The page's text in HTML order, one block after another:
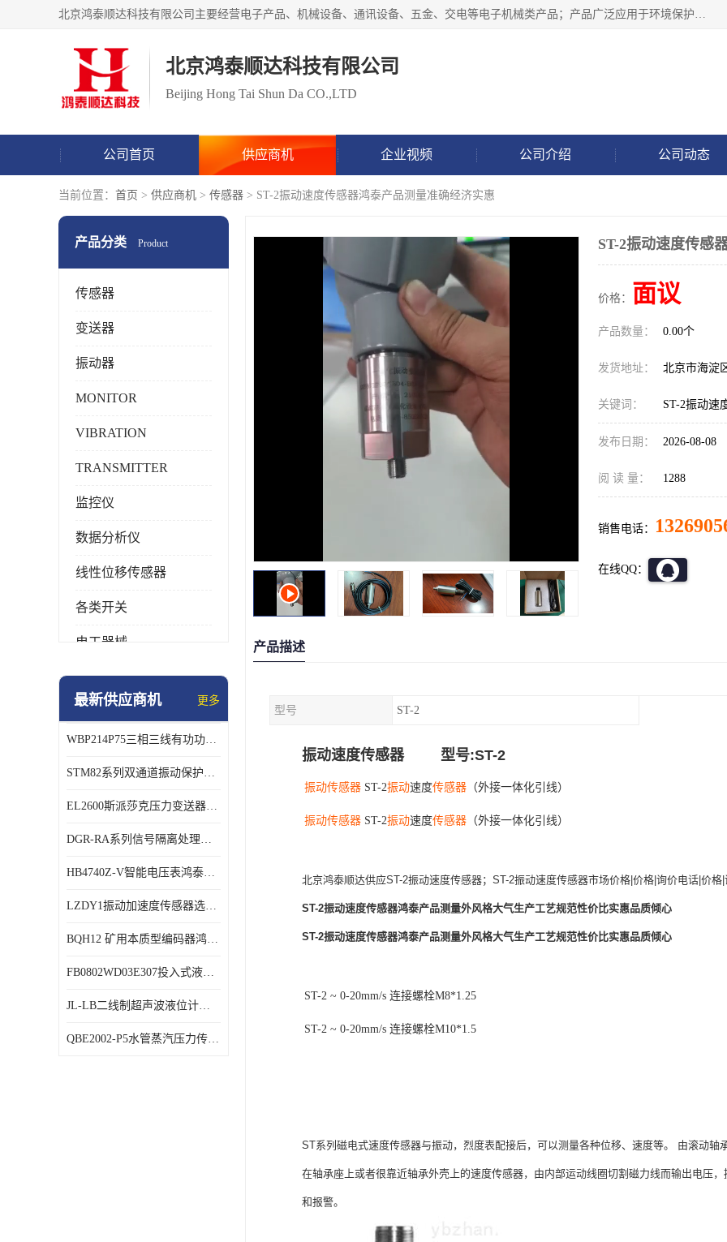
北京鸿泰顺达科技有限公司主要经营电子产品、机械设备、通讯设备、五金、交电等电子机械类产品；产品广泛应用于环境保护、石油化工、电力电子、冶金建筑、煤炭、农业、卫生防疫、教育科研等行业。并成功的与各地环境监测站、污水处理厂、卷烟厂、电厂、高校、科学院所、卫生防疫部门、煤矿、石化厂等用户建立了密切的合作关系。
北京鸿泰顺达科技有限公司
Beijing Hong Tai Shun Da CO.,LTD
公司首页 供应商机 企业视频 公司介绍 公司动态
当前位置： 首页 > 供应商机 > 传感器 > ST-2振动速度传感器鸿泰产品测量准确经济实惠
产品分类 Product
传感器
变送器
振动器
MONITOR
VIBRATION
TRANSMITTER
监控仪
数据分析仪
线性位移传感器
各类开关
电工器械
模块化产品
特殊用处传感器
特殊用途变送器
最新供应商机 更多
WBP214P75三相三线有功功率传感器鸿泰顺达产品稳定性好
STM82系列双通道振动保护表鸿泰产品技术规格
EL2600斯派莎克压力变送器技术规格
DGR-RA系列信号隔离处理器鸿泰产品技术规格
HB4740Z-V智能电压表鸿泰产品外形美观大方
LZDY1振动加速度传感器选型资料
BQH12 矿用本质型编码器鸿泰产品实物展示
FB0802WD03E307投入式液位计鸿泰产品选型参数
JL-LB二线制超声波液位计鸿泰产品外形美观大方
QBE2002-P5水管蒸汽压力传感器西门子产品技术规格
ST-2振动速度传感
价格： 面议
产品数量： 0.00个
发货地址： 北京市海淀
关键词： ST-2振动速
发布日期： 2026-08-08
阅 读 量： 1288
销售电话：
在线QQ：
产品描述
型号 ST-2
振动速度传感器 型号:ST-2
振动传感器 ST-2振动速度传感器 （外接一体化引线）
振动传感器 ST-2振动速度传感器 （外接一体化引线）
北京鸿泰顺达供应ST-2振动速度传感器；ST-2振动速度传感器市场价格|价格|询价电话|价格
ST-2振动速度传感器鸿泰产品测量外风格大气生产工艺规范性价比实惠品质倾心
ST-2振动速度传感器鸿泰产品测量外风格大气生产工艺规范性价比实惠品质倾心
ST-2 ~ 0-20mm/s 连接螺栓M8*1.25
ST-2 ~ 0-20mm/s 连接螺栓M10*1.5
ST系列磁电式速度传感器与振动，烈度表配接后，可以测量各种位移、速度等。 由滚动
在轴承座上或者很靠近轴承外壳上的速度传感器，由内部运动线圈切割磁力线而输出电压
和报警。